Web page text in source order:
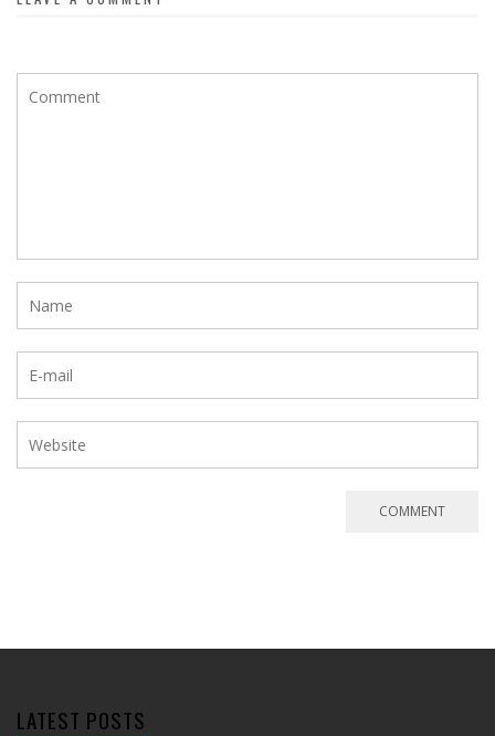
LATEST POSTS